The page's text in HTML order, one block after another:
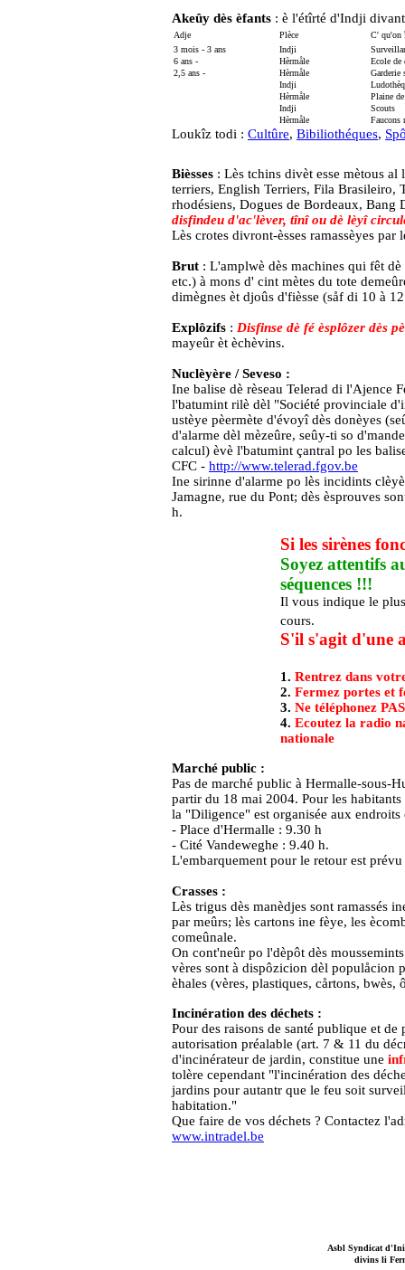
Akeûy dès èfants : è l'étîrté d'Indji
Adje Plèce
C' qu'on
3 mois - 3 ans
Indji
6 ans -
Hèrmåle
Ecole de
2,5 ans -
Hèrmåle
Garderie
Indji
Hèrmåle
Plaine
Indji
Scouts
Hèrmåle Faucons
Loukîz todi : Cultûre, Bibiliothéques,
Bièsses : Lès tchins divèt esse mètous
terriers, English Terriers, Fila Brasileiro,
rhodésiens, Dogues de Bordeaux,
disfindeu d'ac'lèver, tînî ou dè lèyî
Lès crotes divront-èsses ramassèyes par
Brut : L'amplwè dès machines qui fêt
etc.) à mons d' cint mètes du tote
dimègnes èt djoûs d'fièsse (såf di 10 à
Explôzifs : Disfinse dè fé èsplôzer dès
mayeûr èt èchèvins.
Nuclèyère / Seveso :
Ine balise dè rèseau Telerad di l'Ajence
l'batumint rilè dèl "Société provinciale
ustèye pèermète d'évoyî dès donèyes
d'alarme dèl mèzeûre, seûy-ti so
calcul) èvè l'batumint çantral po les
CFC - http://www.telerad.fgov.be
Ine sirinne d'alarme po lès incidints
Jamagne, rue du Pont; dès èsprouves
h.
Si les sirènes
Soyez attentifs
séquences !!!
Il vous indique le
cours.
S'il s'agit d'une
1. Rentrez dans
2. Fermez portes et
3. Ne téléphonez PAS
4. Ecoutez la radio
nationale
Marché public :
Pas de marché public à Hermalle-sous-
partir du 18 mai 2004. Pour les
la "Diligence" est organisée aux endroits
- Place d'Hermalle : 9.30 h
- Cité Vandeweghe : 9.40 h.
L'embarquement pour le retour est
Crasses :
Lès trigus dès manèdjes sont ramassés
par meûrs; lès cartons ine fèye, les
comeûnale.
On cont'neûr po l'dèpôt dès
vères sont à dispôzicion dèl populåcion
èhales (vères, plastiques, cårtons,
Incinération des déchets :
Pour des raisons de santé publique et
autorisation préalable (art. 7 & 11 du
d'incinérateur de jardin, constitue une
tolère cependant "l'incinération des
jardins pour autantr que le feu soit
habitation."
Que faire de vos déchets ? Contactez
www.intradel.be
Asbl Syndicat
divins li